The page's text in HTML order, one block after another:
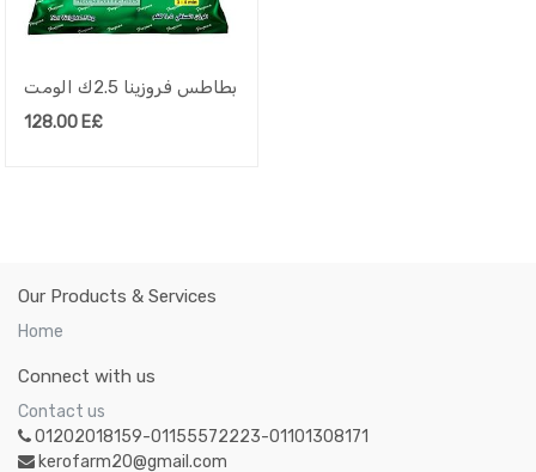
بطاطس فروزينا 2.5ك الومت
128.00 E£
Our Products & Services
Home
Connect with us
Contact us
01202018159-01155572223-01101308171
kerofarm20@gmail.com